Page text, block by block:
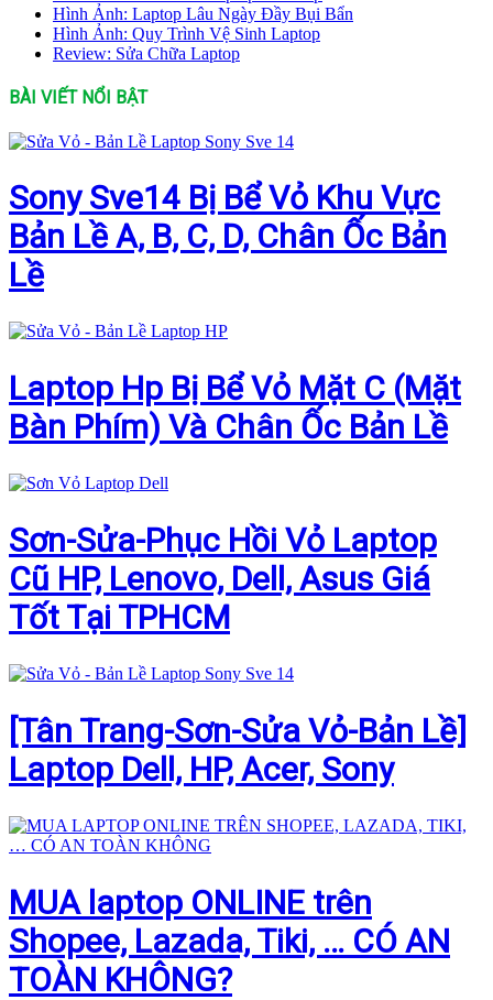
Hình Ảnh: Laptop Lâu Ngày Đầy Bụi Bẩn
Hình Ảnh: Quy Trình Vệ Sinh Laptop
Review: Sửa Chữa Laptop
BÀI VIẾT NỔI BẬT
Sony Sve14 Bị Bể Vỏ Khu Vực
Bản Lề A, B, C, D, Chân Ốc Bản
Lề
Laptop Hp Bị Bể Vỏ Mặt C (Mặt
Bàn Phím) Và Chân Ốc Bản Lề
Sơn-Sửa-Phục Hồi Vỏ Laptop
Cũ HP, Lenovo, Dell, Asus Giá
Tốt Tại TPHCM
[Tân Trang-Sơn-Sửa Vỏ-Bản Lề]
Laptop Dell, HP, Acer, Sony
MUA laptop ONLINE trên
Shopee, Lazada, Tiki, … CÓ AN
TOÀN KHÔNG?